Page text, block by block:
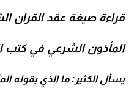
قراءة صيغة عقد القران
المأذون الشرعي في كتب
يسأل الكثير: ما الذي يقوله